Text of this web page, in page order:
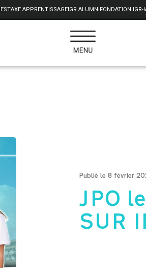
TAXE APPRENTISSAGEIGR ALUMNI FONDATION IGR-
Publié le 8 février
JPO
SUR